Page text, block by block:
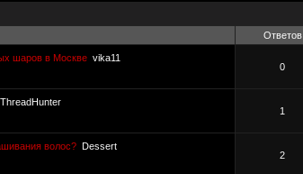
Ответов
шаров в Москве vika11
0
ThreadHunter
1
волос?
Dessert
2